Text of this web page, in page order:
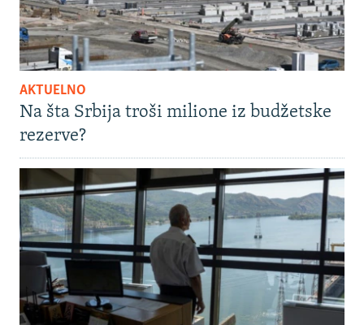
AKTUELNO
Na šta Srbija troši milione iz budžetske
rezerve?